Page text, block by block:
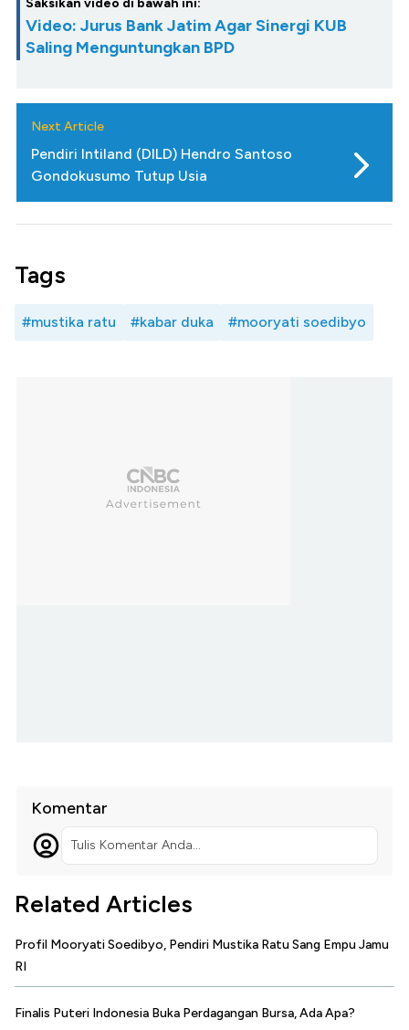
Saksikan video di bawah ini:
Video: Jurus Bank Jatim Agar Sinergi KUB
Saling Menguntungkan BPD
Next Article
Pendiri Intiland (DILD) Hendro Santoso
Gondokusumo Tutup Usia
Tags
#mustika ratu #kabar duka #mooryati soedibyo
Komentar
Tulis Komentar Anda...
Related Articles
Profil Mooryati Soedibyo, Pendiri Mustika Ratu Sang Empu Jamu
RI
Finalis Puteri Indonesia Buka Perdagangan Bursa, Ada Apa?